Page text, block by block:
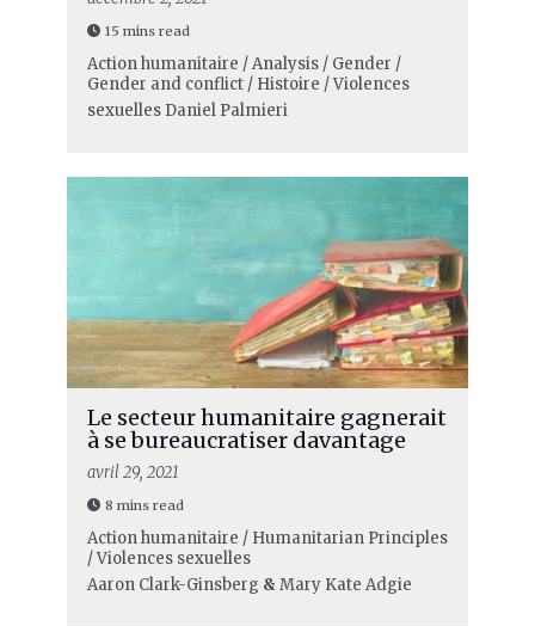
15 mins read
Action humanitaire / Analysis / Gender /
Gender and conflict / Histoire / Violences
sexuelles Daniel Palmieri
Le secteur humanitaire gagnerait
à se bureaucratiser davantage
avril 29, 2021
8 mins read
Action humanitaire / Humanitarian Principles
/ Violences sexuelles
Aaron Clark-Ginsberg & Mary Kate Adgie